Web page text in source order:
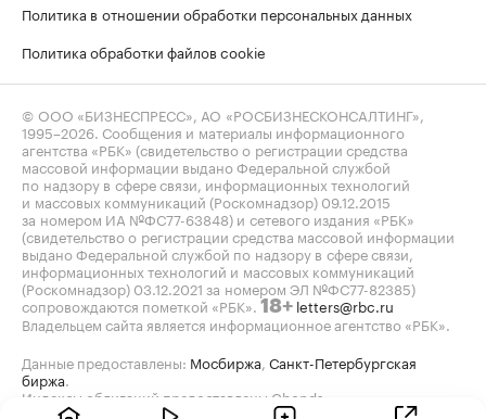
Политика в отношении обработки персональных данных
Политика обработки файлов cookie
© ООО «БИЗНЕСПРЕСС», АО «РОСБИЗНЕСКОНСАЛТИНГ»,
1995–2026 . Сообщения и материалы информационного
агентства «РБК» (свидетельство о регистрации средства
массовой информации выдано Федеральной службой
по надзору в сфере связи, информационных технологий
и массовых коммуникаций (Роскомнадзор) 09.12.2015
за номером ИА №ФС77-63848) и сетевого издания «РБК»
(свидетельство о регистрации средства массовой информации
выдано Федеральной службой по надзору в сфере связи,
информационных технологий и массовых коммуникаций
(Роскомнадзор) 03.12.2021 за номером ЭЛ №ФС77-82385)
сопровождаются пометкой «РБК». 18+ letters@rbc.ru
Владельцем сайта является информационное агентство «РБК».
Данные предоставлены: Мосбиржа Санкт-Петербургская
биржа
Индексы облигаций предоставлены Cbonds.